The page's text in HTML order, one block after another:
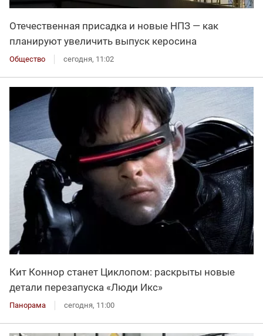
Отечественная присадка и новые НПЗ — как
планируют увеличить выпуск керосина
Общество сегодня, 11:02
Кит Коннор станет Циклопом: раскрыты новые
детали перезапуска «Люди Икс»
Панорама сегодня, 11:00